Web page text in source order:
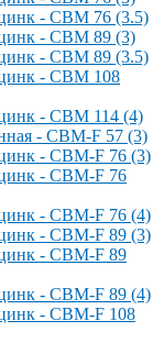
цинк - СВМ 76 (3.5)
цинк - СВМ 89 (3)
цинк - СВМ 89 (3.5)
цинк - СВМ 108
цинк - СВМ 114 (4)
- СВМ-F 57 (3)
цинк - СВМ-F 76 (3)
цинк - СВМ-F 76
цинк - СВМ-F 76 (4)
цинк - СВМ-F 89 (3)
цинк - СВМ-F 89
цинк - СВМ-F 89 (4)
цинк - СВМ-F 108